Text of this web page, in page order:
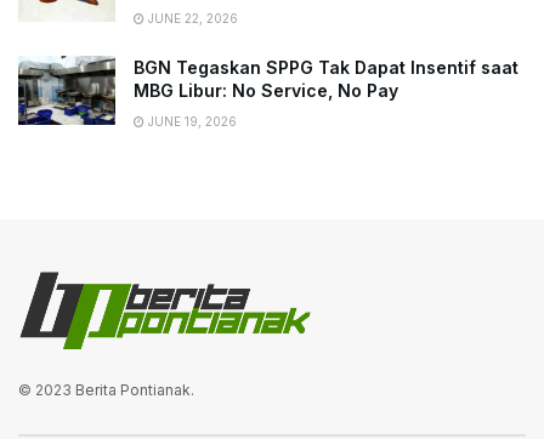
JUNE 22, 2026
BGN Tegaskan SPPG Tak Dapat Insentif saat
MBG Libur: No Service, No Pay
JUNE 19, 2026
© 2023 Berita Pontianak.